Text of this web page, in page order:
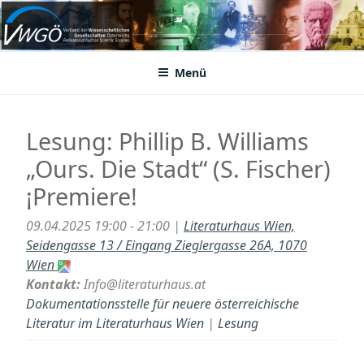
Zum
Inhalt
springenVWGÖ
Federation of Austrian Scientific Societies
Menü
Lesung: Phillip B. Williams
„Ours. Die Stadt“ (S. Fischer)
¡Premiere!
09.04.2025 19:00 - 21:00 | Literaturhaus Wien,
Seidengasse 13 / Eingang Zieglergasse 26A, 1070
Wien
Kontakt:Info@literaturhaus.at
Dokumentationsstelle für neuere österreichische
Literatur im Literaturhaus Wien | Lesung